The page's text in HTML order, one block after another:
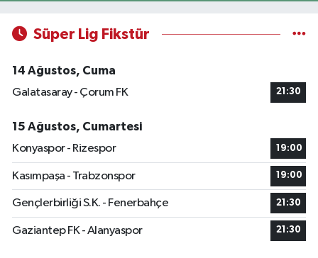
Süper Lig Fikstür
14 Ağustos, Cuma
Galatasaray - Çorum FK
21:30
15 Ağustos, Cumartesi
Konyaspor - Rizespor
19:00
Kasımpaşa - Trabzonspor 19:00
Gençlerbirliği S.K. - Fenerbahçe 21:30
Gaziantep FK - Alanyaspor 21:30